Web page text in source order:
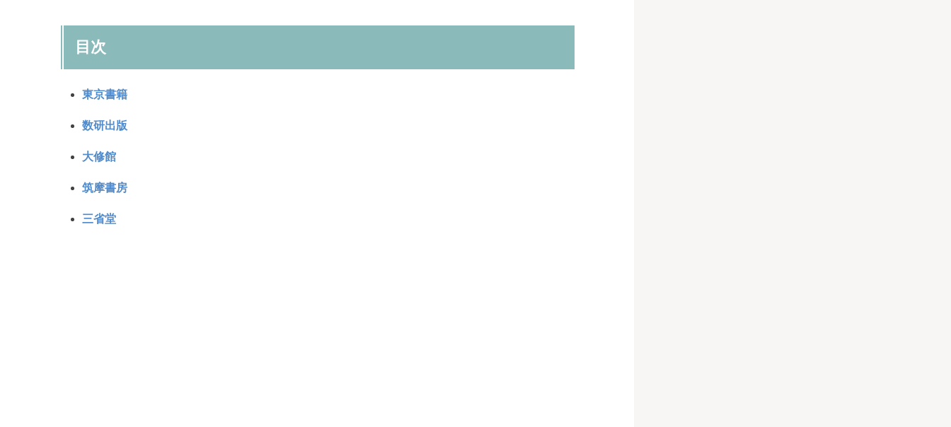
目次
東京書籍
数研出版
大修館
筑摩書房
三省堂